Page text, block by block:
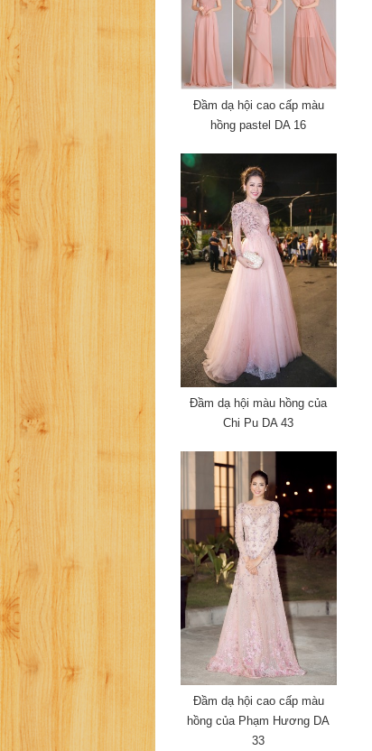
Đầm dạ hội cao cấp màu
hồng pastel DA 16
Đầm dạ hội màu hồng của
Chi Pu DA 43
Đầm dạ hội cao cấp màu
hồng của Phạm Hương DA
33